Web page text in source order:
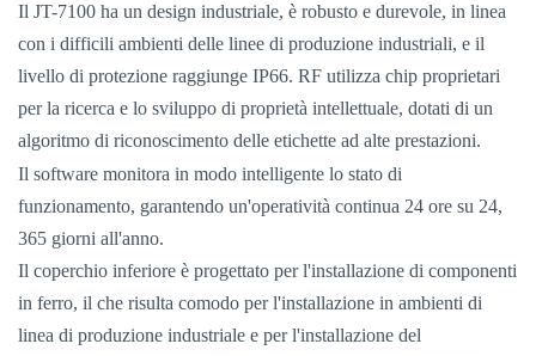
Tiếng Việt
Indonesia
magyar
Il JT-7100 ha un design industriale, è robusto e durevole, in linea
con i difficili ambienti delle linee di produzione industriali, e il
livello di protezione raggiunge IP66. RF utilizza chip proprietari
per la ricerca e lo sviluppo di proprietà intellettuale, dotati di un
algoritmo di riconoscimento delle etichette ad alte prestazioni.
Il software monitora in modo intelligente lo stato di
funzionamento, garantendo un'operatività continua 24 ore su 24,
365 giorni all'anno.
Il coperchio inferiore è progettato per l'installazione di componenti
in ferro, il che risulta comodo per l'installazione in ambienti di
linea di produzione industriale e per l'installazione del